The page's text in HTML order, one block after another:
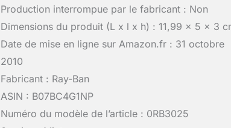
Production interrompue par le fabricant : Non
Dimensions du produit (L x l x h) : 11,99 x 5 x 3
Date de mise en ligne sur Amazon.fr : 31 octobre
2010
Fabricant : Ray-Ban
ASIN : B07BC4G1NP
Numéro du modèle de l’article : 0RB3025